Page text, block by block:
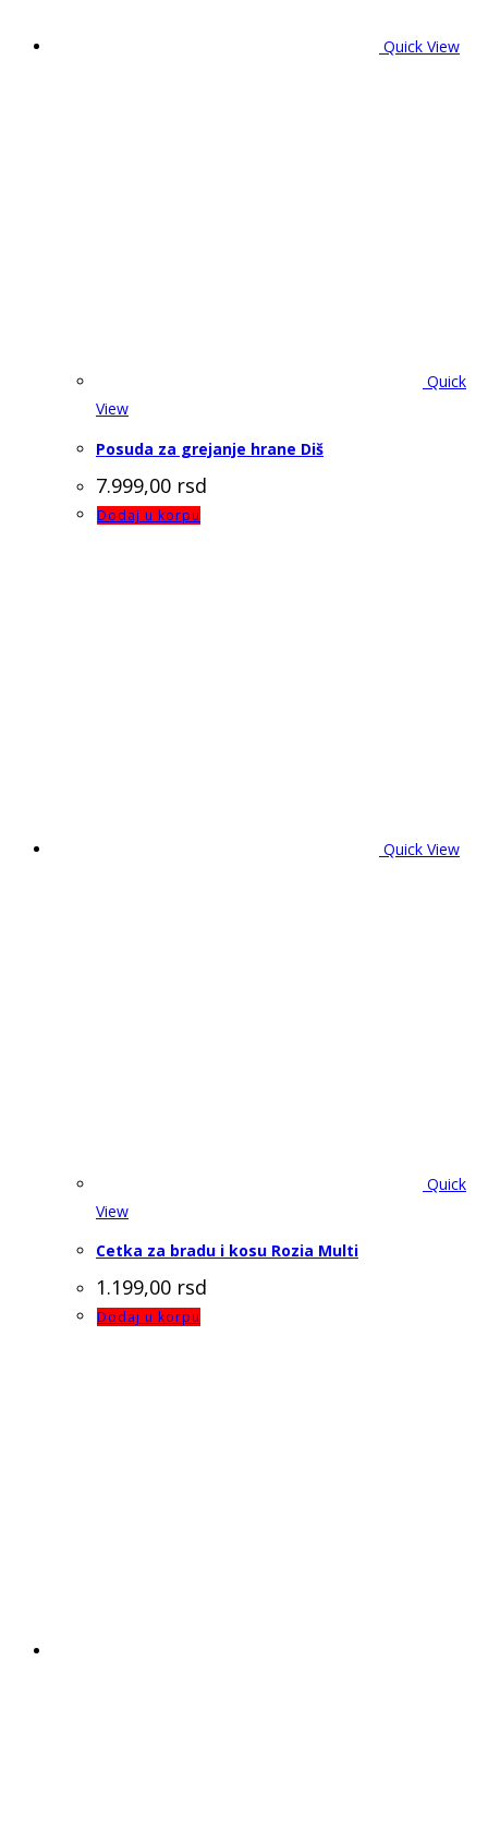
Quick View
Quick
View
Posuda za grejanje hrane Diš
7.999,00 rsd
Dodaj u korpu
Quick View
Quick
View
Cetka za bradu i kosu Rozia Multi
1.199,00 rsd
Dodaj u korpu